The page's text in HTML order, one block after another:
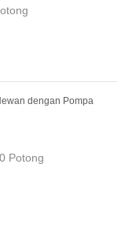
dengan Pompa
Potong